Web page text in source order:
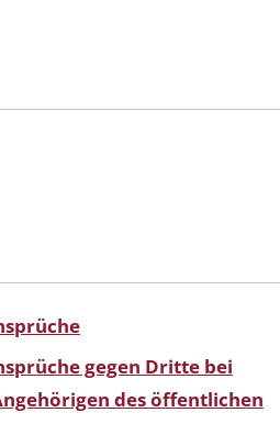
gegen Dritte bei
des öffentlichen